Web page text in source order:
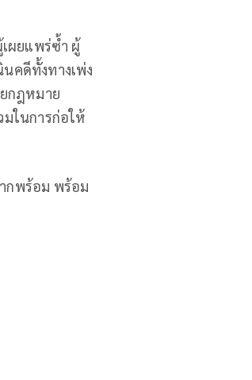
ผยแพร่ซ้ำ ผู้
คดีทั้งทางเพ่ง
กฎหมาย
ในการก่อให้
กพร้อม พร้อม